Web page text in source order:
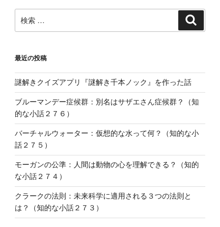
索:
最近の投稿
謎解きクイズアプリ『謎解き千本ノック』を作った話
ブルーマンデー症候群：別名はサザエさん症候群？（知
的な小話２７６）
バーチャルウォーター：仮想的な水って何？（知的な小
話２７５）
モーガンの公準：人間は動物の心を理解できる？（知的
な小話２７４）
クラークの法則：未来科学に適用される３つの法則と
は？（知的な小話２７３）